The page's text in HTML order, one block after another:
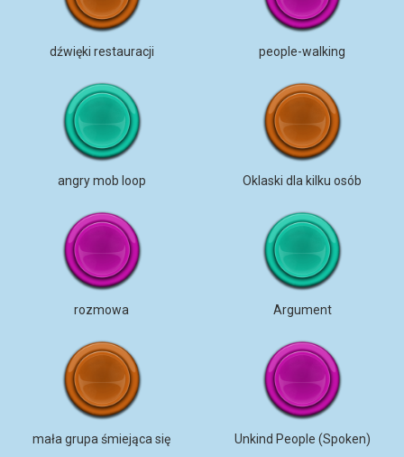
dźwięki restauracji people-walking
angry mob loop Oklaski dla kilku osób
rozmowa Argument
mała grupa śmiejąca się Unkind People (Spoken)